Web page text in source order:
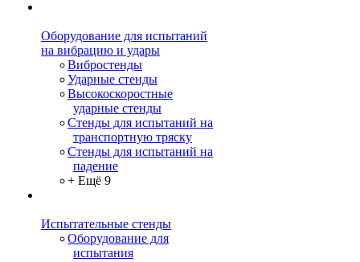
Оборудование для испытаний
на вибрацию и удары
Вибростенды
Ударные стенды
Высокоскоростные
ударные стенды
Стенды для испытаний на
транспортную тряску
Стенды для испытаний на
падение
+ Ещё 9
Испытательные стенды
Оборудование для
испытания